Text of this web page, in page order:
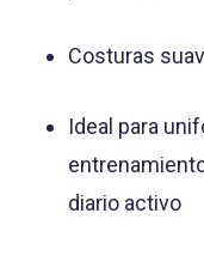
Costuras
Ideal para
diario activo